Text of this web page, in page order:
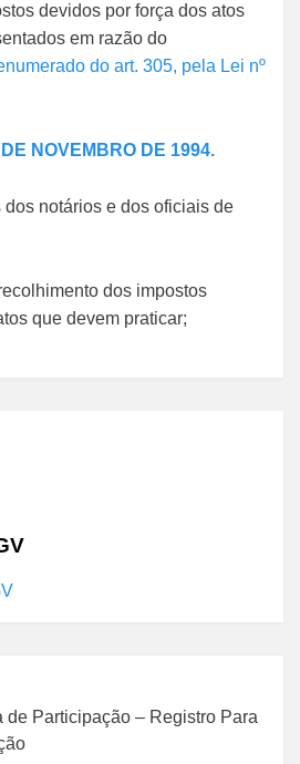
devidos por força dos atos
em razão do
do art. 305, pela Lei nº
NOVEMBRO DE 1994.
dos notários e dos oficiais de
dos impostos
que devem praticar;
de Participação – Registro Para